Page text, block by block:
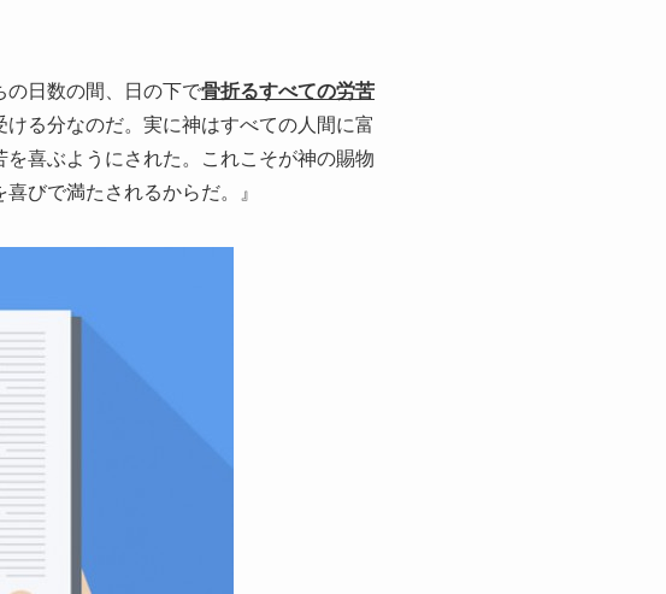
の日数の間、日の下で骨折るすべての労苦
る分なのだ。実に神はすべての人間に富
喜ぶようにされた。これこそが神の賜物
びで満たされるからだ。』